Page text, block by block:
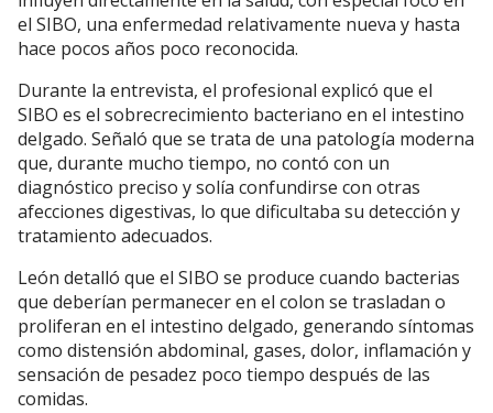
el SIBO, una enfermedad relativamente nueva y hasta
hace pocos años poco reconocida.
Durante la entrevista, el profesional explicó que el
SIBO es el sobrecrecimiento bacteriano en el intestino
delgado. Señaló que se trata de una patología moderna
que, durante mucho tiempo, no contó con un
diagnóstico preciso y solía confundirse con otras
afecciones digestivas, lo que dificultaba su detección y
tratamiento adecuados.
León detalló que el SIBO se produce cuando bacterias
que deberían permanecer en el colon se trasladan o
proliferan en el intestino delgado, generando síntomas
como distensión abdominal, gases, dolor, inflamación y
sensación de pesadez poco tiempo después de las
comidas.